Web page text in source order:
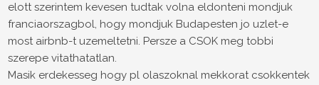
elott szerintem kevesen tudtak volna eldonteni mondjuk
franciaorszagbol, hogy mondjuk Budapesten jo uzlet-e
most airbnb-t uzemeltetni. Persze a CSOK meg tobbi
szerepe vitathatatlan.
Masik erdekesseg hogy pl olaszoknal mekkorat csokkentek